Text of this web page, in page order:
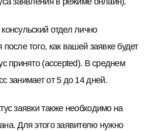
отдел лично
после того, как вашей заявке будет
принято (accepted). В среднем
занимает от 5 до 14 дней.
заявки также необходимо на
Для этого заявителю нужно